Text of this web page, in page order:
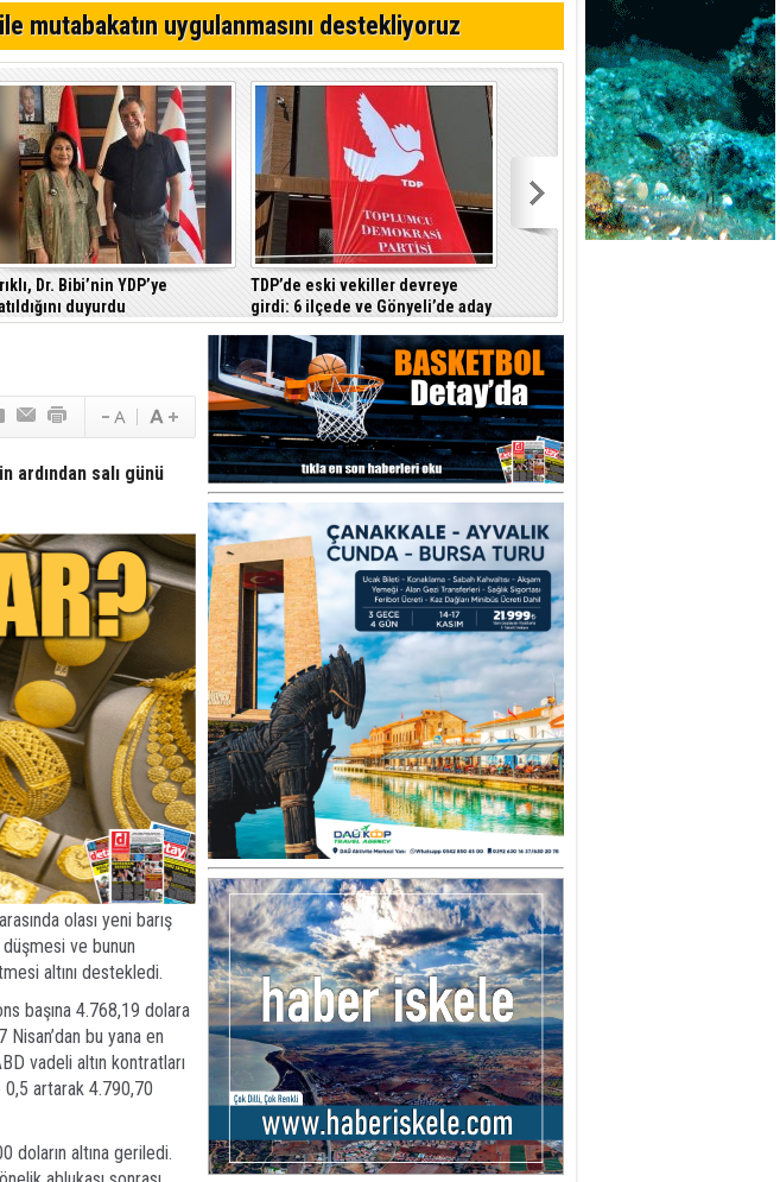
ile gitti, tutuklandı
520 sürücü rapor edildi
mutabakatın uygulanmasını destekliyoruz
Dr. Bibi’nin YDP’ye
duyurdu
TDP’de eski vekiller devreye
girdi: 6 ilçede ve Gönyeli’de aday
çıkarılması gündemde
ardından salı günü
olası yeni barış
ve bunun
altını destekledi.
başına 4.768,19 dolara
bu yana en
vadeli altın kontratları
artarak 4.790,70
doların altına geriledi.